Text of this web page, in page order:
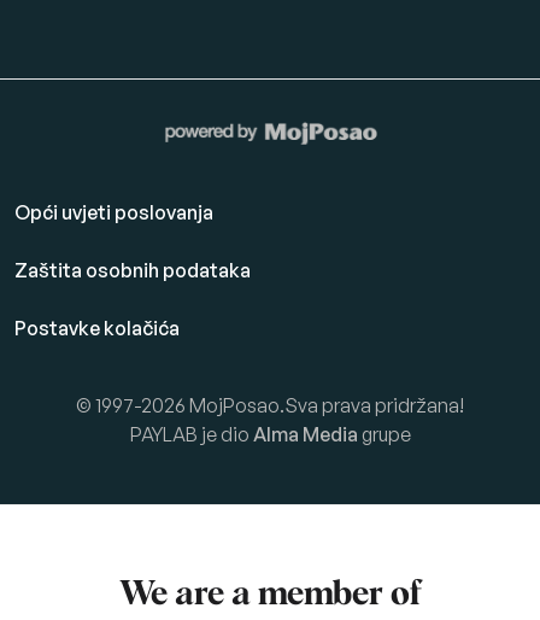
Opći uvjeti poslovanja
Zaštita osobnih podataka
Postavke kolačića
© 1997-2026 MojPosao.Sva prava pridržana!
PAYLAB je dio Alma Media grupe
We are a member of